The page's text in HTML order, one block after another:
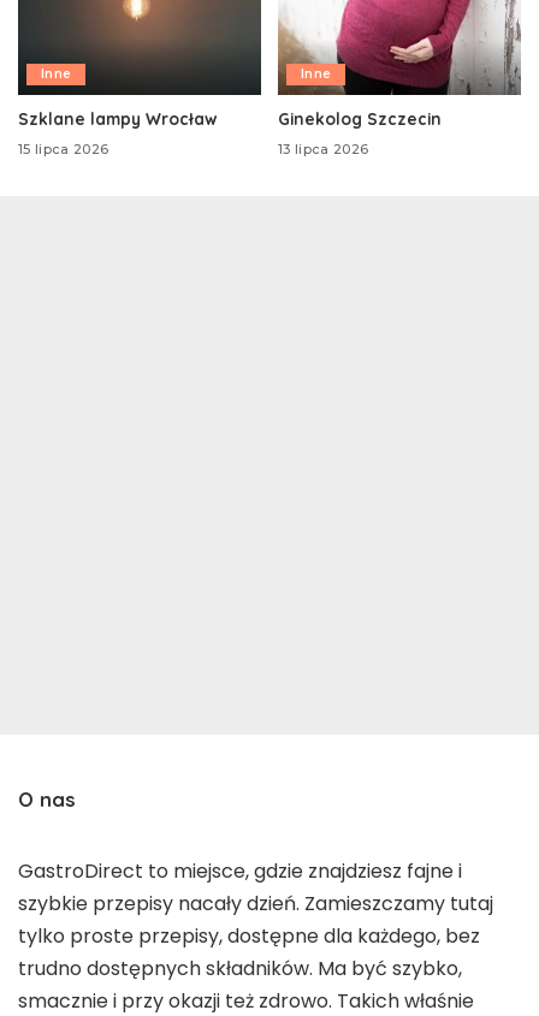
Inne
Szklane lampy Wrocław
15 lipca 2026
Inne
Ginekolog Szczecin
13 lipca 2026
O nas
GastroDirect to miejsce, gdzie znajdziesz fajne i
szybkie przepisy nacały dzień. Zamieszczamy tutaj
tylko proste przepisy, dostępne dla każdego, bez
trudno dostępnych składników. Ma być szybko,
smacznie i przy okazji też zdrowo. Takich właśnie